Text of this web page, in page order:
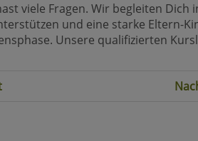
viele Fragen. Wir begleiten
und eine starke Eltern-
Unsere qualifizierten